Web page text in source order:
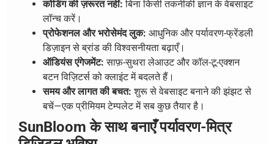
कोडिंग की ज़रूरत नहीं: बिना किसी तकनीकी ज्ञान के वेबसाइट
लॉन्च करें।
प्रोफेशनल और भरोसेमंद लुक: आधुनिक और पर्यावरण-फ्रेंडली
डिज़ाइन से ब्रांड की विश्वसनीयता बढ़ाएँ।
ऑडियंस एंगेजमेंट: साफ़-सुथरा लेआउट और कॉल-टू-एक्शन
बटन विज़िटर्स को क्लाइंट में बदलते हैं।
समय और लागत की बचत: शुरू से वेबसाइट बनाने की झंझट से
बचें—एक प्रीमियम टेम्पलेट में सब कुछ तैयार है।
SunBloom के साथ बनाएँ पर्यावरण-मित्र